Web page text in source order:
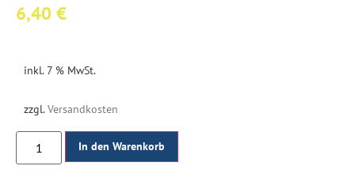
6,40 €
inkl. 7 % MwSt.
zzgl.Versandkosten
In den Warenkorb